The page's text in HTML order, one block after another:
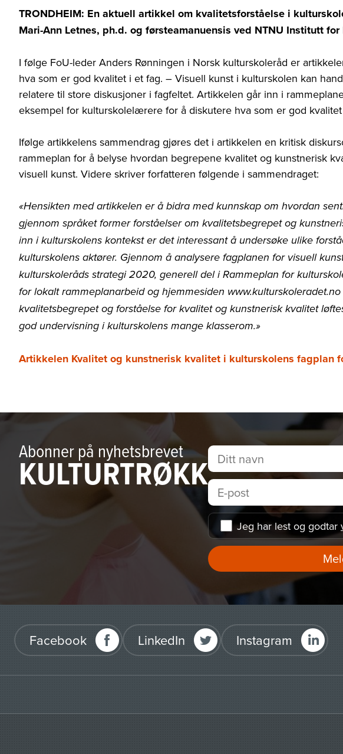
TRONDHEIM: En aktuell artikkel om kvalitetsforståelse i
Mari-Ann Letnes, ph.d. og førsteamanuensis ved NTNU Institutt
I følge FoU-leder Anders Rønningen i Norsk kulturskoleråd er
hva som er god kvalitet i et fag. – Visuell kunst i kulturskolen kan
relatere til store diskusjoner i fagfeltet. Artikkelen går inn i
eksempel for kulturskolelærere for å diskutere hva som er god
Ifølge artikkelens sammendrag gjøres det i artikkelen en kritisk
rammeplan for å belyse hvordan begrepene kvalitet og kunstnerisk
visuell kunst. Videre skriver forfatteren følgende i sammendraget:
«Hensikten med artikkelen er å bidra med kunnskap om hvordan
gjennom språket former forståelser om kvalitetsbegrepet og
inn i kulturskolens kontekst er det interessant å undersøke ulike
kulturskolens aktører. Gjennom å analysere fagplanen for visuell
kulturskoleråds strategi 2020, generell del i Rammeplan for
for lokalt rammeplanarbeid og hjemmesiden
kvalitetsbegrepet og forståelse for kvalitet og kunstnerisk kvalitet
god undervisning i kulturskolens mange klasserom.»
Artikkelen Kvalitet og kunstnerisk kvalitet i kulturskolens fagplan
Abonner på nyhetsbrevet
KULTURTRØKK
Jeg har lest og godtar
Facebook LinkedIn Instagram